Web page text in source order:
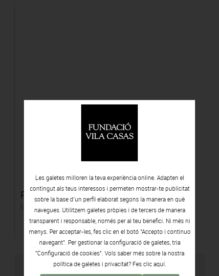
Perla Blava
Giclée
Les galetes milloren la teva experiència online. Adapten el
contingut als teus interessos i permeten mostrar-te publicitat
sobre la base d’un perfil elaborat segons la manera en què
navegues. Utilitzem galetes pròpies i de tercers de manera
transparent i responsable, només per al teu benefici. Ni més ni
menys. Per acceptar-les, fes clic en el botó "Accepto i continuo
navegant". Per gestionar la configuració de galetes, tria
"Configuració de cookies". Vols saber més sobre la nostra
política de galetes i privacitat? Fes clicaquí.